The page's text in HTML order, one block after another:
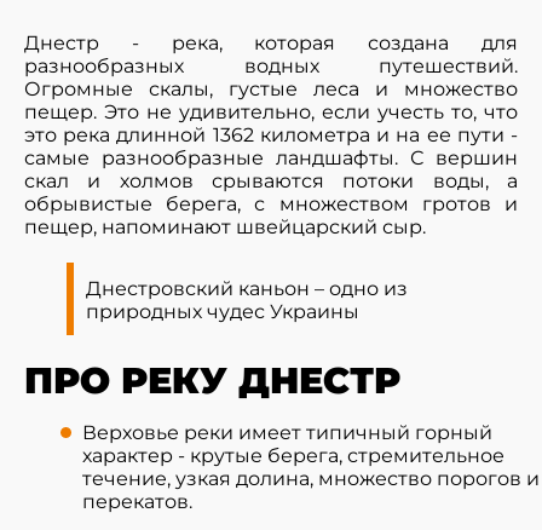
Днестр - река, которая создана для
разнообразных водных путешествий.
Огромные скалы, густые леса и множество
пещер. Это не удивительно, если учесть то, что
это река длинной 1362 километра и на ее пути -
самые разнообразные ландшафты. С вершин
скал и холмов срываются потоки воды, а
обрывистые берега, с множеством гротов и
пещер, напоминают швейцарский сыр.
Днестровский каньон – одно из
природных чудес Украины
ПРО РЕКУ ДНЕСТР
Верховье реки имеет типичный горный
характер - крутые берега, стремительное
течение, узкая долина, множество порогов и
перекатов.